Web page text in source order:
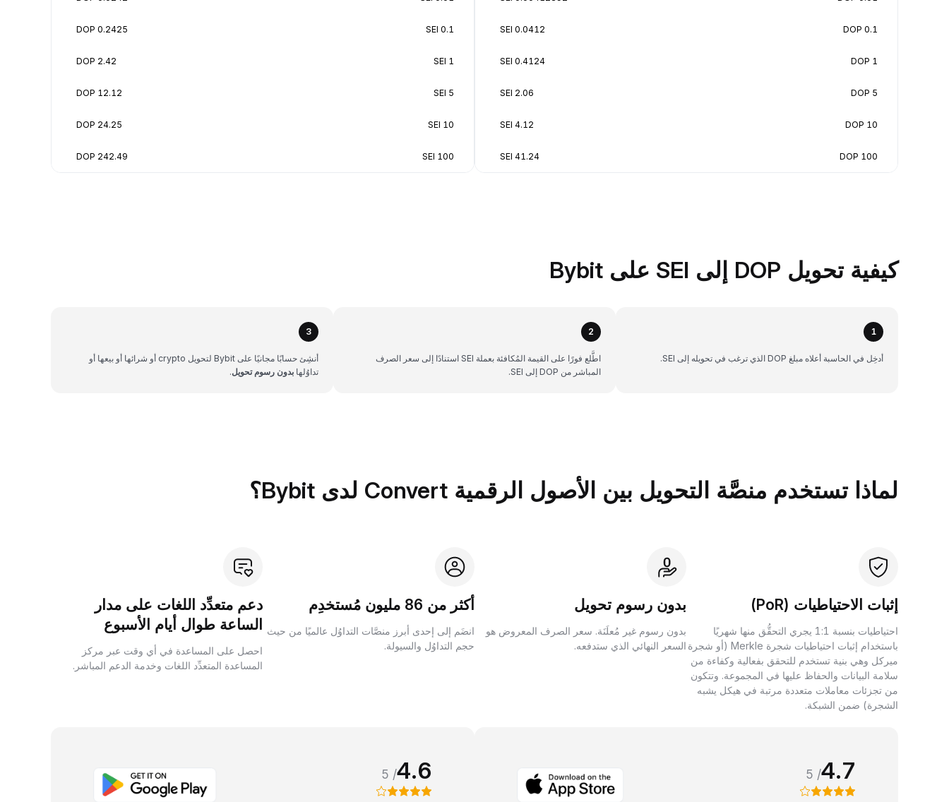
0.1 DOP
0.0412 SEI
1 DOP
0.4124 SEI
5 DOP
2.06 SEI
10 DOP
4.12 SEI
100 DOP
41.24 SEI
0.1 SEI
0.2425 DOP
1 SEI
2.42 DOP
5 SEI
12.12 DOP
10 SEI
24.25 DOP
100 SEI
242.49 DOP
كيفية تحويل DOP إلى SEI على Bybit
1
أدخِل في الحاسبة أعلاه مبلغ DOP الذي ترغب في تحويله إلى SEI.
2
اطَّلع فورًا على القيمة المُكافئة بعملة SEI استنادًا إلى سعر الصرف
المباشر من DOP إلى SEI.
3
أنشِئ حسابًا مجانيًا على Bybit لتحويل crypto أو شرائها أو بيعها أو
تداوُلها بدون رسوم تحويل.
لماذا تستخدم منصَّة التحويل بين الأصول الرقمية Convert لدى Bybit؟
إثبات الاحتياطيات (PoR)
احتياطيات بنسبة 1:1 يجري التحقُّق منها شهريًا
باستخدام إثبات احتياطيات شجرة Merkle (أو شجرة
ميركل وهي بنية تستخدم للتحقق بفعالية وكفاءة من
سلامة البيانات والحفاظ عليها في المجموعة. وتتكون
من تجزئات معاملات متعددة مرتبة في هيكل يشبه
الشجرة) ضمن الشبكة.
بدون رسوم تحويل
بدون رسوم غير مُعلَنَة. سعر الصرف المعروض هو
السعر النهائي الذي ستدفعه.
أكثر من 86 مليون مُستخدِم
انضَم إلى إحدى أبرز منصَّات التداوُل عالميًا من حيث
حجم التداوُل والسيولة.
دعم متعدِّد اللغات على مدار
الساعة طوال أيام الأسبوع
احصل على المساعدة في أي وقت عبر مركز
المساعدة المتعدِّد اللغات وخدمة الدعم المباشر.
4.7
/ 5
4.6
/ 5